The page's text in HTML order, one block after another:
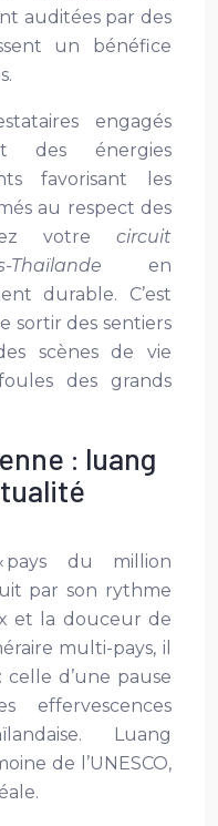
auditées par des
un bénéfice
engagés
des énergies
favorisant les
au respect des
votre circuit
Thaïlande en
durable. C’est
sortir des sentiers
scènes de vie
des grands
: luang
du million
par son rythme
et la douceur de
multi-pays, il
d’une pause
effervescences
Luang
de l’UNESCO,